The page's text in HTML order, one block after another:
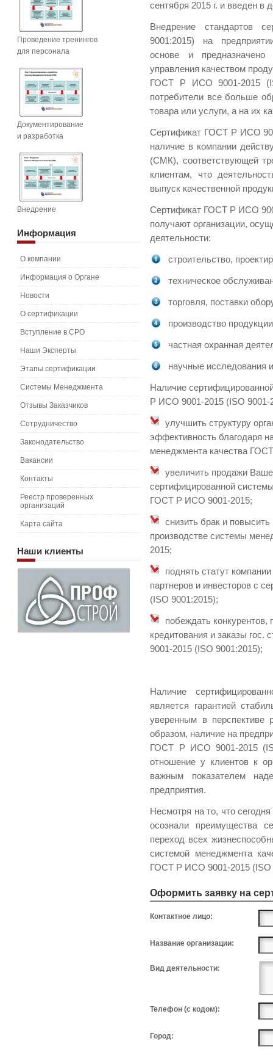
сентября 2015 г. и введен в
Внедрение
9001:2015) на
основе и
управления качеством
ГОСТ Р ИСО 9001-2015 (
потребители все больше
товара или услуги, а на их
Сертификат ГОСТ Р ИСО
наличие в компании
(СМК), соответствующей
клиентам, что
выпуск качественной
Сертификат ГОСТ Р ИСО
получают организации,
деятельности:
строительство,
техническое
торговля, поставки
производство
частная охранная
научные исследования
Наличие
Р ИСО 9001-2015 ( ISO 9001-
улучшить структуру
эффективность благодаря
менеджмента качества
увеличить продажи
сертифицированной
ГОСТ Р ИСО 9001-2015;
снизить брак и
производстве системы
2015;
поднять статут
партнеров и инвесторов с
(ISO 9001:2015);
побеждать конкурентов,
кредитования и заказы
9001-2015 (ISO 9001:2015);
Наличие
является гарантией
уверенным в перспективе
образом, наличие на
ГОСТ Р ИСО 9001-2015 (
отношение у клиентов к
важным показателем
предприятия.
Несмотря на то, что
осознали преимущества
переход всех
системой менеджмента
ГОСТ Р ИСО 9001-2015 ( ISO
Оформить заявку на
Контактное лицо:
Название организации:
Вид деятельности:
Телефон (с кодом):
Город:
Проведение тренингов
для персонала
Документирование
и разработка
Внедрение
Информация
О компании
Информация о Органе
Новости
О сертификации
Вступление в СРО
Наши Эксперты
Этапы сертификации
Системы Менеджмента
Отзывы Заказчиков
Сотрудничество
Законодательство
Вакансии
Контакты
Реестр проверенных
организаций
Карта сайта
Наши клиенты